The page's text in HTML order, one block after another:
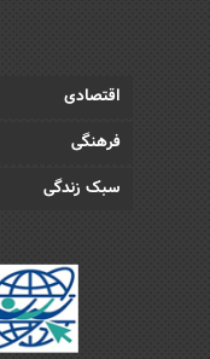
اقتصادی
فرهنگی
سبک زندگی